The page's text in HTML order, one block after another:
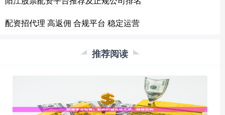
配资招代理 高返佣 合规平台 稳定运营
推荐阅读